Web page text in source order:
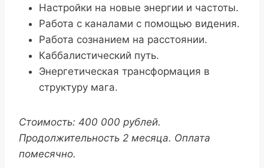
Настройки на новые энергии и частоты.
Работа с каналами с помощью видения.
Работа сознанием на расстоянии.
Каббалистический путь.
Энергетическая трансформация в
структуру мага.
Стоимость: 400 000 рублей.
Продолжительность 2 месяца. Оплата
помесячно.